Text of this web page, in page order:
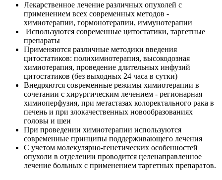
Лекарственное лечение различных опухолей с
применением всех современных методов -
химиотерапии, гормонотерапии, иммунотерапии
Используются современные цитостатики, таргетные
препараты
Применяются различные методики введения
цитостатиков: полихимиотерапия, высокодозная
химиотерапия, проведение длительных инфузий
цитостатиков (без выходных 24 часа в сутки)
Внедряются современные режимы химиотерапии в
сочетании с хирургическим лечением - регионарная
химиоперфузия, при метастазах колоректального рака в
печень и при злокачественных новообразованиях
головы и шеи
При проведении химиотерапии используются
современные принципы поддерживающего лечения
С учетом молекулярно-генетических особенностей
опухоли в отделении проводится целенаправленное
лечение больных с применением таргетных препаратов.